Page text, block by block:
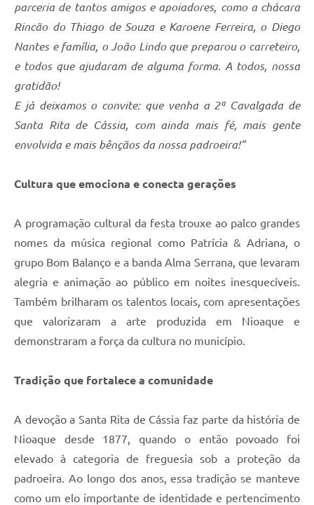
parceria de tantos amigos e apoiadores, como a chácara
Rincão do Thiago de Souza e Karoene Ferreira, o Diego
Nantes e família, o João Lindo que preparou o carreteiro,
e todos que ajudaram de alguma forma. A todos, nossa
gratidão!
E já deixamos o convite: que venha a 2ª Cavalgada de
Santa Rita de Cássia, com ainda mais fé, mais gente
envolvida e mais bênçãos da nossa padroeira!”
Cultura que emociona e conecta gerações
A programação cultural da festa trouxe ao palco grandes
nomes da música regional como Patrícia & Adriana, o
grupo Bom Balanço e a banda Alma Serrana, que levaram
alegria e animação ao público em noites inesquecíveis.
Também brilharam os talentos locais, com apresentações
que valorizaram a arte produzida em Nioaque e
demonstraram a força da cultura no município.
Tradição que fortalece a comunidade
A devoção a Santa Rita de Cássia faz parte da história de
Nioaque desde 1877, quando o então povoado foi
elevado à categoria de freguesia sob a proteção da
padroeira. Ao longo dos anos, essa tradição se manteve
como um elo importante de identidade e pertencimento